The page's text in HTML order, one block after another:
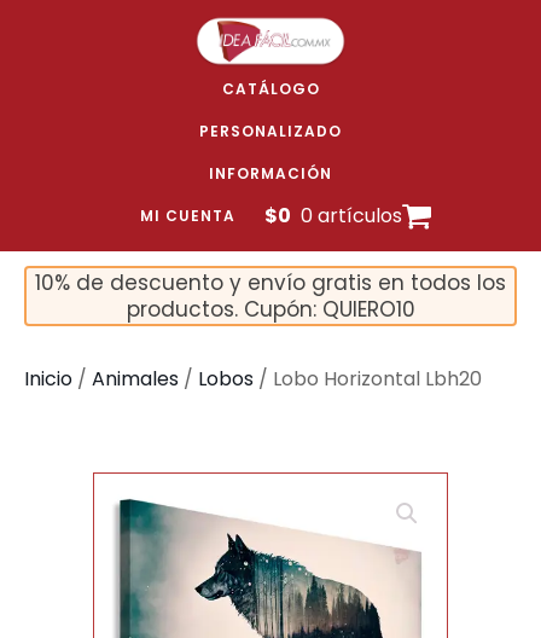
CATÁLOGO
PERSONALIZADO
INFORMACIÓN
MI CUENTA $0 0 artículos
10% de descuento y envío gratis en todos los
productos. Cupón: QUIERO10
Inicio / Animales / Lobos / Lobo Horizontal Lbh20
🔍